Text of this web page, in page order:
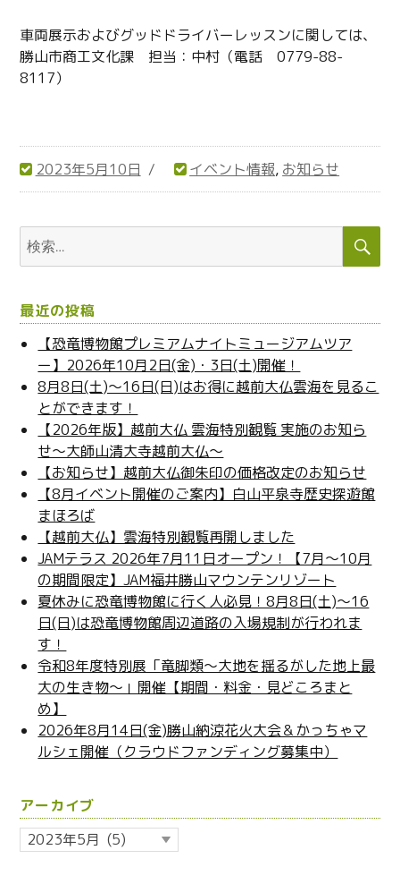
車両展示およびグッドドライバーレッスンに関しては、
勝山市商工文化課 担当：中村（電話 0779-88-
8117）
投
日:
2023年5月10日
カ
ゴ
イベント情報, お知らせ
検
索:
検
最近の投稿
【恐竜博物館プレミアムナイトミュージアムツア
ー】2026年10月2日(金)・3日(土)開催！
8月8日(土)～16日(日)はお得に越前大仏雲海を見るこ
とができます！
【2026年版】越前大仏 雲海特別観覧 実施のお知ら
せ～大師山清大寺越前大仏～
【お知らせ】越前大仏御朱印の価格改定のお知らせ
【8月イベント開催のご案内】白山平泉寺歴史探遊館
まほろば
【越前大仏】雲海特別観覧再開しました
JAMテラス 2026年7月11日オープン！【7月～10月
の期間限定】JAM福井勝山マウンテンリゾート
夏休みに恐竜博物館に行く人必見！8月8日(土)～16
日(日)は恐竜博物館周辺道路の入場規制が行われま
す！
令和8年度特別展「竜脚類～大地を揺るがした地上最
大の生き物～」開催【期間・料金・見どころまと
め】
2026年8月14日(金)勝山納涼花火大会＆かっちゃマ
ルシェ開催（クラウドファンディング募集中）
アーカイブ
ア